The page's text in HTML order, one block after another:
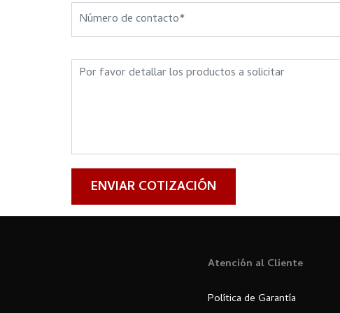
ENVIAR COTIZACIÓN
Atención al Cliente
Política de Garantía